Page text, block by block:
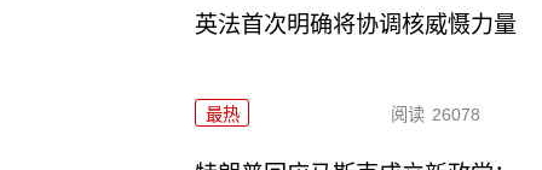
英法首次明确将协调核威慑力量
最热 阅读 26078